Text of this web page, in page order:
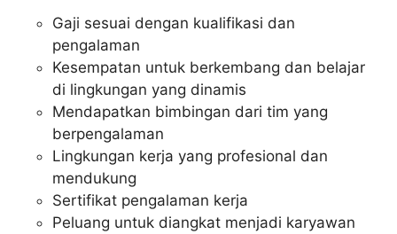
Gaji sesuai dengan kualifikasi dan
pengalaman
Kesempatan untuk berkembang dan belajar
di lingkungan yang dinamis
Mendapatkan bimbingan dari tim yang
berpengalaman
Lingkungan kerja yang profesional dan
mendukung
Sertifikat pengalaman kerja
Peluang untuk diangkat menjadi karyawan